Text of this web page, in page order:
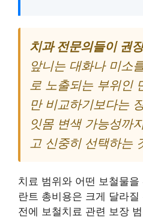
치과 전문의들이 권
앞니는 대화나 미소
로 노출되는 부위인
만 비교하기보다는
잇몸 변색 가능성까
고 신중히 선택하는
치료 범위와 어떤 보철물
란트 총비용은 크게 달라
전에 보철치료 관련 보장